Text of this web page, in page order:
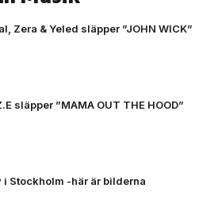
Zera & Yeled släpper ”JOHN WICK”
släpper ”MAMA OUT THE HOOD”
i Stockholm -här är bilderna